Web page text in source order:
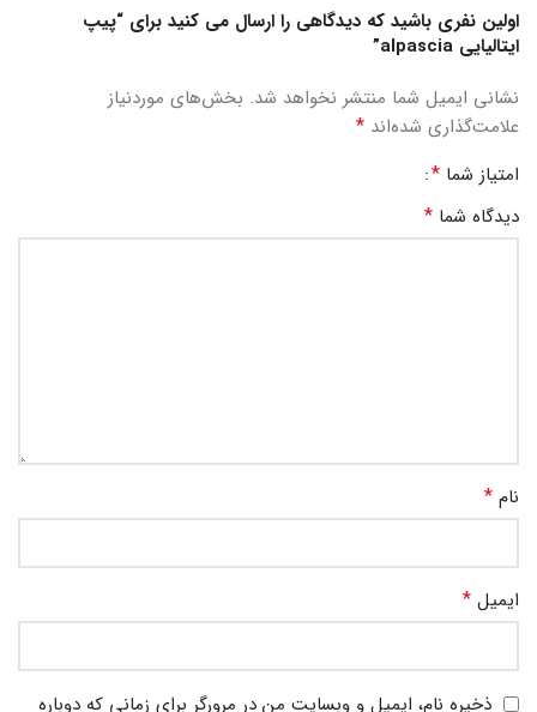
اولین نفری باشید که دیدگاهی را ارسال می کنید برای “پیپ
ایتالیایی alpascia”
نشانی ایمیل شما منتشر نخواهد شد. بخش‌های موردنیاز
علامت‌گذاری شده‌اند *
امتیاز شما *
دیدگاه شما *
نام *
ایمیل *
ذخیره نام، ایمیل و وبسایت من در مرورگر برای زمانی که دوباره